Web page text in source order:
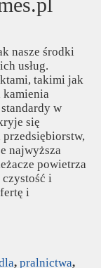
nasze środki
usług.
takimi jak
kamienia
w
się
najwyższa
powietrza
i
i
, pralnictwa,